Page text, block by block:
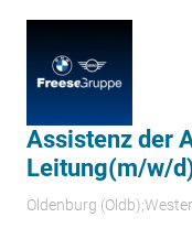
Assistenz der
Leitung(m/w/
Oldenburg